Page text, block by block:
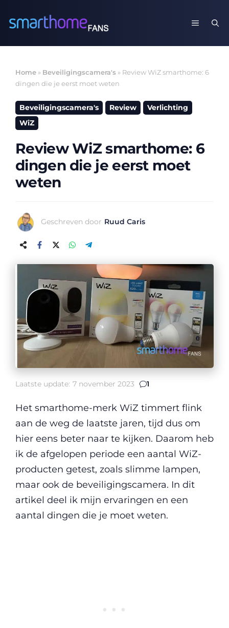
naar
MENU
Home » Beveiligingscamera's » Review WiZ smarthome: 6
dingen die je eerst moet weten
Beveiligingscamera's Review
Verlichting
WiZ
Review WiZ smarthome: 6
dingen die je eerst moet
weten
Geschreven door Ruud Caris
Laatste update: 7 november 2023 1
Het smarthome-merk WiZ timmert flink
aan de weg de laatste jaren, tijd dus om
hier eens beter naar te kijken. Daarom heb
ik de afgelopen periode een aantal WiZ-
producten getest, zoals slimme lampen,
maar ook de beveiligingscamera. In dit
artikel deel ik mijn ervaringen en een
aantal dingen die je moet weten.